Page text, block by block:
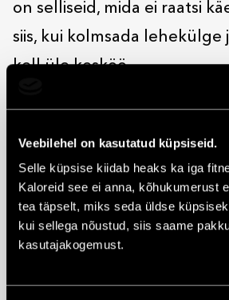
Veebilehel on kasutatud küpsiseid.
Selle küpsise kiidab heaks ka iga
Kaloreid see ei anna, kõhukumerust
tea täpselt, miks seda üldse
kui sellega nõustud, siis saame
kasutajakogemust.
on selliseid, mida ei raatsi
siis, kui kolmsada lehekülge
kell üle kesköö.
Apollos olemas. Sekka
igasugu kinkekraami.
Hea vaib on Apollos ka.
mõtlik, aga elurõõmus.